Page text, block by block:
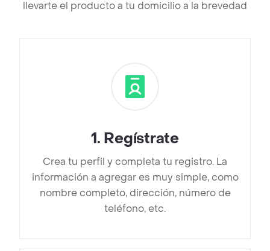
llevarte el producto a tu domicilio a la brevedad
1. Regístrate
Crea tu perfil y completa tu registro. La
información a agregar es muy simple, como
nombre completo, dirección, número de
teléfono, etc.